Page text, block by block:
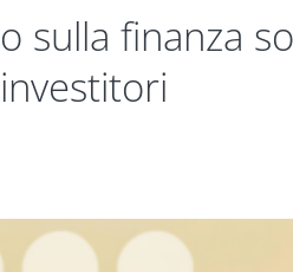
sulla finanza